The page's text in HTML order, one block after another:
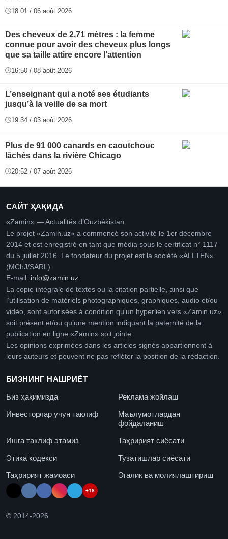
18:01 / 06 août 2026
Des cheveux de 2,71 mètres : la femme
connue pour avoir des cheveux plus longs
que sa taille attire encore l’attention
16:50 / 08 août 2026
L’enseignant qui a noté ses étudiants
jusqu’à la veille de sa mort
19:34 / 03 août 2026
Plus de 91 000 canards en caoutchouc
lâchés dans la rivière Chicago
20:52 / 07 août 2026
САЙТ ҲАҚИДА
«Zamin» — Actualités d’Ouzbékistan.
Le projet «Zamin.uz» a commencé son activité le 1er décembre
2014 et est enregistré en tant que média sous le certificat n° 1117
du 5 juillet 2016. Le fondateur du projet est la société «ALLTEN»
(MChJ/SARL).
E-mail: info@zamin.uz
La copie intégrale de textes ou la citation partielle, ainsi que
l’utilisation de matériels photographiques, graphiques, audio et/ou
vidéo, sont autorisées à condition qu’un hyperlien vers «Zamin.uz»
soit présent et/ou qu’une mention indiquant la paternité de la
publication en ligne «Zamin» soit jointe.
Les opinions exprimées dans les articles signés appartiennent à
leurs auteurs et peuvent ne pas refléter la position de la rédaction.
БИЗНИНГ НАШРИЁТ
Биз ҳақимизда
Реклама жойлаш
Инвесторлар учун таклиф
Маълумотлардан
фойдаланиш
Ишга таклиф этамиз
Таҳририят сиёсати
Этика кодекси
Тузатишлар сиёсати
Таҳририят жамоаси
Эгалик ва молиялаштириш
+18
© 2014-2026